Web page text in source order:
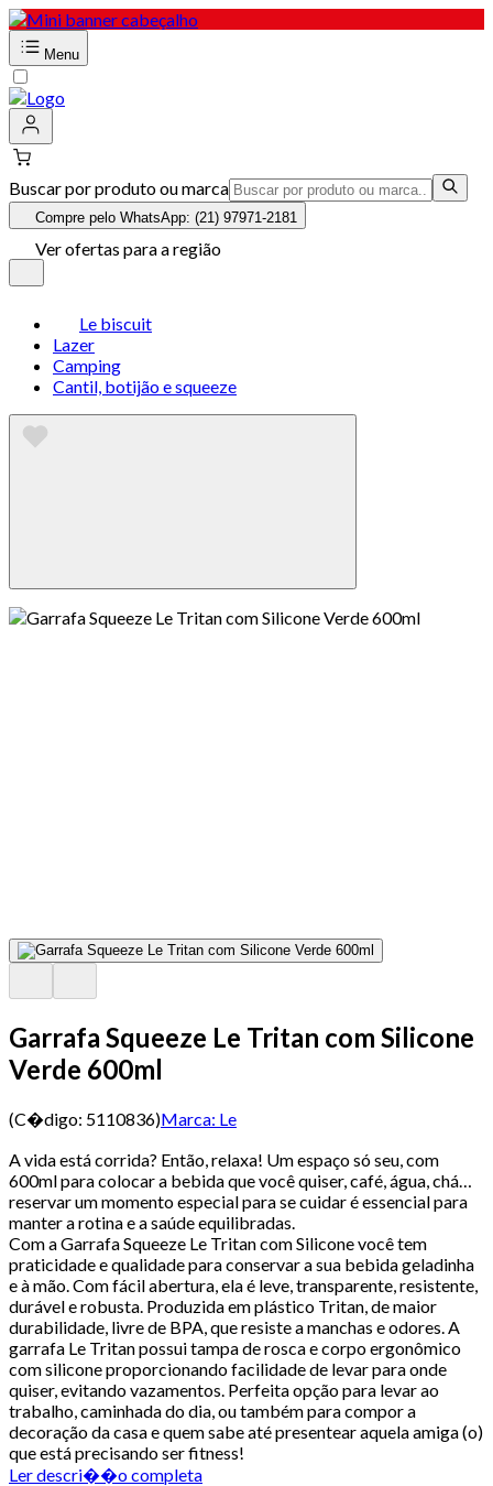
Menu
Buscar por produto ou marca
Compre pelo WhatsApp: (21) 97971-2181
Ver ofertas para a região
Le biscuit
Lazer
Camping
Cantil, botijão e squeeze
Garrafa Squeeze Le Tritan com Silicone
Verde 600ml
(C�digo: 5110836)Marca: Le
A vida está corrida? Então, relaxa! Um espaço só seu, com
600ml para colocar a bebida que você quiser, café, água, chá…
reservar um momento especial para se cuidar é essencial para
manter a rotina e a saúde equilibradas.
Com a Garrafa Squeeze Le Tritan com Silicone você tem
praticidade e qualidade para conservar a sua bebida geladinha
e à mão. Com fácil abertura, ela é leve, transparente, resistente,
durável e robusta. Produzida em plástico Tritan, de maior
durabilidade, livre de BPA, que resiste a manchas e odores. A
garrafa Le Tritan possui tampa de rosca e corpo ergonômico
com silicone proporcionando facilidade de levar para onde
quiser, evitando vazamentos. Perfeita opção para levar ao
trabalho, caminhada do dia, ou também para compor a
decoração da casa e quem sabe até presentear aquela amiga (o)
que está precisando ser fitness!
Ler descri��o completa